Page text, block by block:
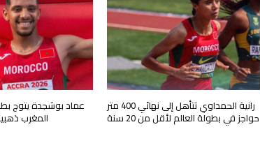
رانية الحمداوي تتأهل إلى نهائي 400 متر
حواجز في بطولة العالم لأقل من 20 سنة
عماد بوشجدة يتوج
المغرب ذهبية